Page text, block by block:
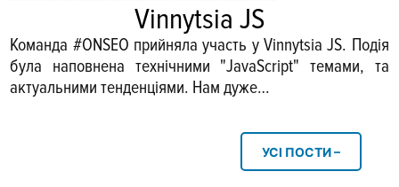
Vinnytsia JS
Команда #ONSEO прийняла участь у Vinnytsia JS. Подія
була наповнена технічними "JavaScript" темами, та
актуальними тенденціями. Нам дуже…
УСI ПОСТИ –